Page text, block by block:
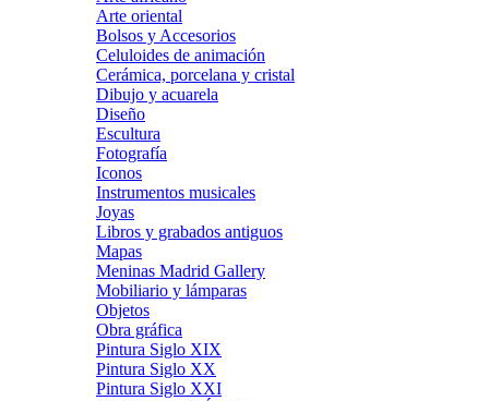
Arte oriental
Bolsos y Accesorios
Celuloides de animación
Cerámica, porcelana y cristal
Dibujo y acuarela
Diseño
Escultura
Fotografía
Iconos
Instrumentos musicales
Joyas
Libros y grabados antiguos
Mapas
Meninas Madrid Gallery
Mobiliario y lámparas
Objetos
Obra gráfica
Pintura Siglo XIX
Pintura Siglo XX
Pintura Siglo XXI